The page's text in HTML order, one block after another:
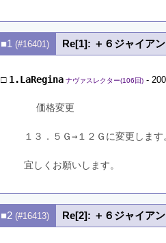
■1 (#16401) Re[1]: ＋６ジャイア
□ 1.LaRegina ナヴァスレクター(106回) -
    価格変更
１３．５Ｇ→１２Ｇに変更します
宜しくお願いします。
■2 (#16413) Re[2]: ＋６ジャイア